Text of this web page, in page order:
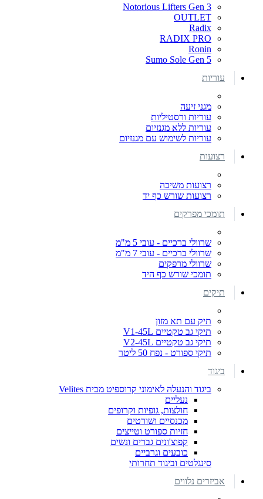
Notorious Lifters Gen 3
OUTLET
Radix
RADIX PRO
Ronin
Sumo Sole Gen 5
עוריות
מגני זיעה
עוריות ורסטיליות
עוריות ללא מגנזיום
עוריות לשימוש עם מגנזיום
רצועות
רצועות משיכה
רצועות שורש כף יד
תומכי מפרקים
שרוולי ברכיים - עובי 5 מ"מ
שרוולי ברכיים - עובי 7 מ"מ
שרוולי מרפקים
תומכי שורש כף היד
תיקים
תיק עם תא מזון
תיקי גב טקטיים V1-45L
תיקי גב טקטיים V2-45L
תיקי ספורט - נפח 50 ליטר
ביגוד
ביגוד והנעלה לאימוני קרוספיט מבית Velites
נעליים
חולצות, גופיות וקרופים
מכנסיים ושורטים
חזיות ספורט וטייצים
קפוצ'ונים גברים ונשים
כובעים וגרביים
סינגלטים וביגוד תחרותי
אביזרים נלווים